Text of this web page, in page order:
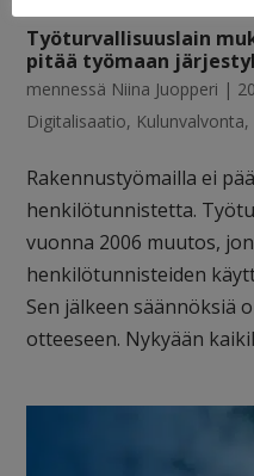
Työturvallisuuslain
pitää työmaan
mennessä Niina Juopperi |
Digitalisaatio, Kulunvalvonta,
Rakennustyömailla ei
henkilötunnistetta.
vuonna 2006 muutos,
henkilötunnisteiden
Sen jälkeen säännöksiä
otteeseen. Nykyään